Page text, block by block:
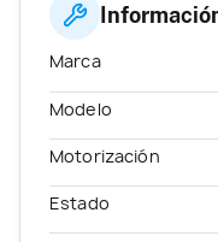
Marca
Modelo
Motorización
Estado